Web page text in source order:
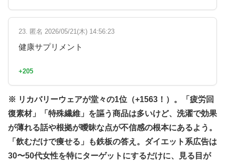
23. 匿名 2026/05/21(木) 14:56:23
健康サプリメント
+205
※ リカバリーウェアが堂々の1位（+1563！）。「疲労回
復素材」「特殊繊維」を謳う商品は多いけど、洗濯で効果
が薄れる話や根拠が曖昧な点が不信感の根本にあるよう。
「飲むだけで痩せる」も鉄板の答え。ダイエット系広告は
30〜50代女性を特にターゲットにするだけに、見る目が